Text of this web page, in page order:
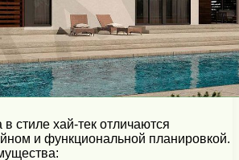
стиле хай-тек отличаются
и функциональной планировкой.